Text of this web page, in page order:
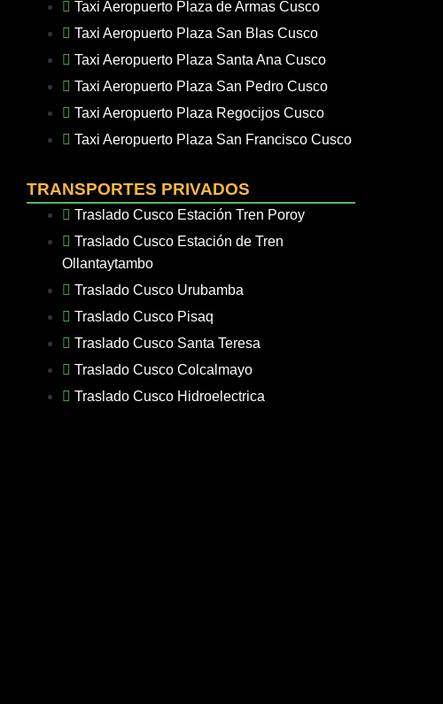
Taxi Aeropuerto Plaza de Armas Cusco
Taxi Aeropuerto Plaza San Blas Cusco
Taxi Aeropuerto Plaza Santa Ana Cusco
Taxi Aeropuerto Plaza San Pedro Cusco
Taxi Aeropuerto Plaza Regocijos Cusco
Taxi Aeropuerto Plaza San Francisco Cusco
TRANSPORTES PRIVADOS
Traslado Cusco Estación Tren Poroy
Traslado Cusco Estación de Tren
Ollantaytambo
Traslado Cusco Urubamba
Traslado Cusco Pisaq
Traslado Cusco Santa Teresa
Traslado Cusco Colcalmayo
Traslado Cusco Hidroelectrica